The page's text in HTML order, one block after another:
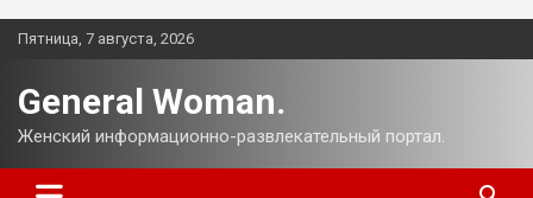
Перейти
Пятница, 7 августа, 2026
General Woman.
Женский информационно-развлекательный портал.